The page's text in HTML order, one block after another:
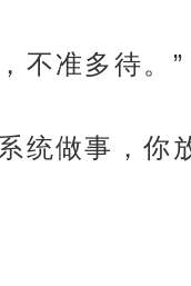
不准多待。”
统做事，你